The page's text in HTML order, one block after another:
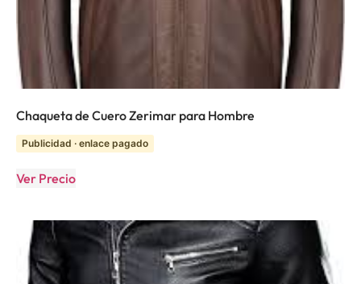
Chaqueta de Cuero Zerimar para Hombre
Publicidad · enlace pagado
Ver Precio